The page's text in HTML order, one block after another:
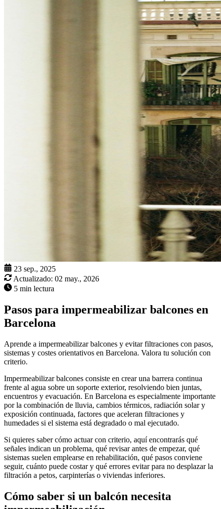
23 sep., 2025
Actualizado: 02 may., 2026
5 min lectura
Pasos para impermeabilizar balcones en
Barcelona
Aprende a impermeabilizar balcones y evitar filtraciones con pasos,
sistemas y costes orientativos en Barcelona. Valora tu solución con
criterio.
Impermeabilizar balcones consiste en crear una barrera continua
frente al agua sobre un soporte exterior, resolviendo bien juntas,
encuentros y evacuación. En Barcelona es especialmente importante
por la combinación de lluvia, cambios térmicos, radiación solar y
exposición continuada, factores que aceleran filtraciones y
humedades si el sistema está degradado o mal ejecutado.
Si quieres saber cómo actuar con criterio, aquí encontrarás qué
señales indican un problema, qué revisar antes de empezar, qué
sistemas suelen emplearse en rehabilitación, qué pasos conviene
seguir, cuánto puede costar y qué errores evitar para no desplazar la
filtración a petos, carpinterías o viviendas inferiores.
Cómo saber si un balcón necesita